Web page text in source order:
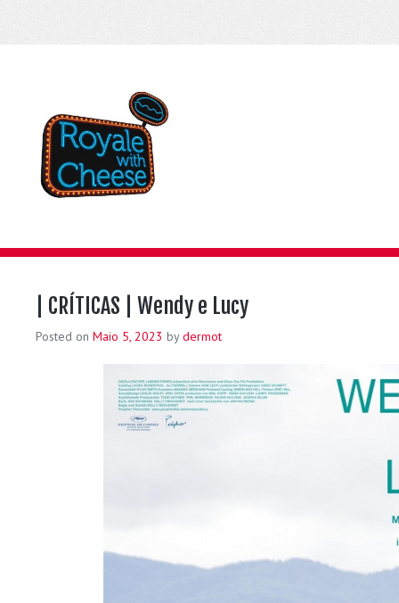
| CRÍTICAS | Wendy e Lucy
Posted on Maio 5, 2023 bydermot